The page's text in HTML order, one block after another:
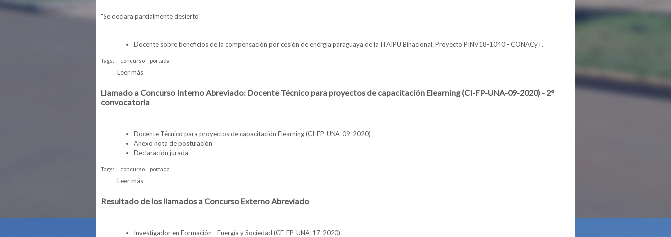
"Se declara parcialmente desierto"
Docente sobre beneficios de la compensación por cesión de energía paraguaya de la ITAIPÚ Binacional. Proyecto PINV18-1040 - CONACyT.
Tags: concurso portada
Leer mássobre Llamado a Concurso Desierto
Llamado a Concurso Interno Abreviado: Docente Técnico para proyectos de capacitación Elearning (CI-FP-UNA-09-2020) - 2°
convocatoria
Docente Técnico para proyectos de capacitación Elearning (CI-FP-UNA-09-2020)
Anexo nota de postulación
Declaración jurada
Tags: concurso portada
Leer mássobre Llamado a Concurso Interno Abreviado: Docente Técnico para proyectos de capacitación Elearning (CI-FP-UNA-09-2020) - 2° convocatoria
Resultado de los llamados a Concurso Externo Abreviado
Investigador en Formación - Energía y Sociedad (CE-FP-UNA-17-2020)